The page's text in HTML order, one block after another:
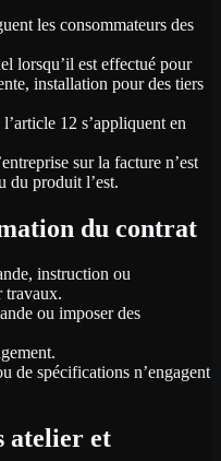
les consommateurs des
lorsqu’il est effectué pour
installation pour des tiers
12 s’appliquent en
sur la facture n’est
du produit l’est.
du contrat
instruction ou
travaux.
ou imposer des
de spécifications n’engagent
atelier et